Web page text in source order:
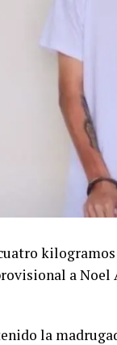
kilogramos
a Noel
la